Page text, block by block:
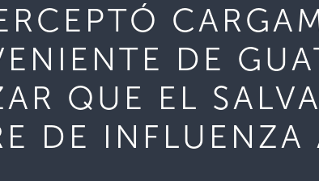
DE
QUE EL
DE INFLUENZA